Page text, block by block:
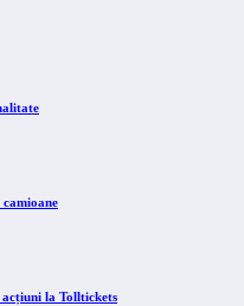
camioane
la Tolltickets